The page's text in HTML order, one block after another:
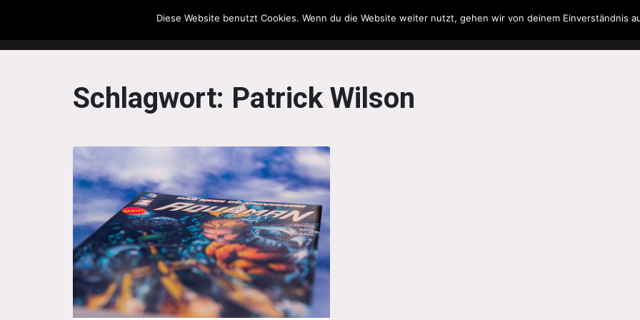
The Howling Men Filme & Serien Musik Spielzeug Literatur
Schlagwort: Patrick Wilson
Diese Website benutzt Cookies. Wenn du die Website weiter nutzt, gehen wir von deinem Einverständnis